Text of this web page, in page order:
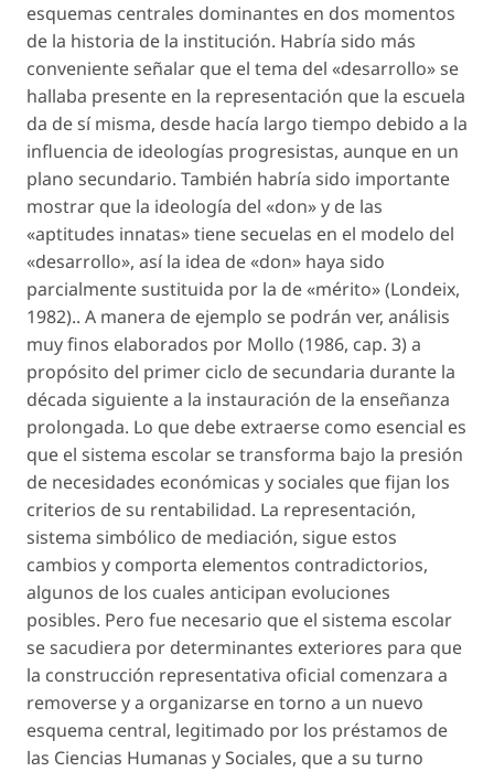
esquemas centrales dominantes en dos momentos
de la historia de la institución. Habría sido más
conveniente señalar que el tema del «desarrollo» se
hallaba presente en la representación que la escuela
da de sí misma, desde hacía largo tiempo debido a la
influencia de ideologías progresistas, aunque en un
plano secundario. También habría sido importante
mostrar que la ideología del «don» y de las
«aptitudes innatas» tiene secuelas en el modelo del
«desarrollo», así la idea de «don» haya sido
parcialmente sustituida por la de «mérito» (Londeix,
1982).. A manera de ejemplo se podrán ver, análisis
muy finos elaborados por Mollo (1986, cap. 3) a
propósito del primer ciclo de secundaria durante la
década siguiente a la instauración de la enseñanza
prolongada. Lo que debe extraerse como esencial es
que el sistema escolar se transforma bajo la presión
de necesidades económicas y sociales que fijan los
criterios de su rentabilidad. La representación,
sistema simbólico de mediación, sigue estos
cambios y comporta elementos contradictorios,
algunos de los cuales anticipan evoluciones
posibles. Pero fue necesario que el sistema escolar
se sacudiera por determinantes exteriores para que
la construcción representativa oficial comenzara a
removerse y a organizarse en torno a un nuevo
esquema central, legitimado por los préstamos de
las Ciencias Humanas y Sociales, que a su turno